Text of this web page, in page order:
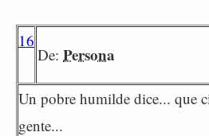
16
De: Persona
Un pobre humilde dice... que
gente...